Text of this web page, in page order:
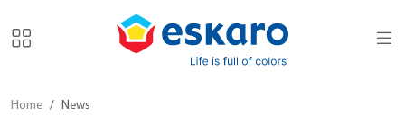
Home News